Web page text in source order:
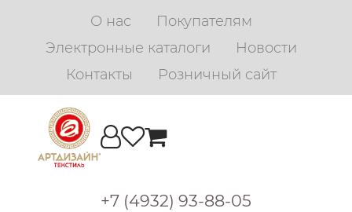
О нас
Покупателям
Электронные каталоги
Новости
Контакты
Розничный сайт
+7 (4932) 93-88-05